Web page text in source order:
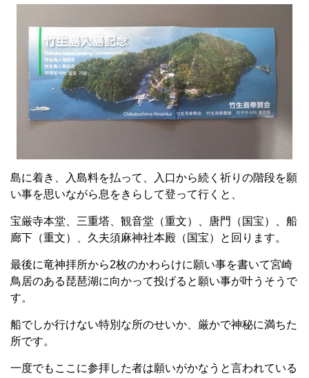
島に着き、入島料を払って、入口から続く祈りの階段を願
い事を思いながら息をきらして登って行くと、
宝厳寺本堂、三重塔、観音堂（重文）、唐門（国宝）、船
廊下（重文）、久夫須麻神社本殿（国宝）と回ります。
最後に竜神拝所から2枚のかわらけに願い事を書いて宮崎
鳥居のある琵琶湖に向かって投げると願い事が叶うそうで
す。
船でしか行けない特別な所のせいか、厳かで神秘に満ちた
所です。
一度でもここに参拝した者は願いがかなうと言われている